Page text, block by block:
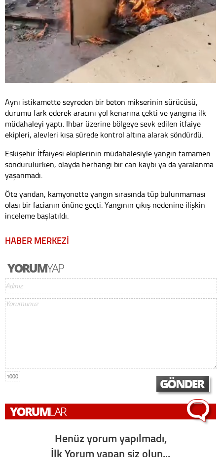
Aynı istikamette seyreden bir beton mikserinin sürücüsü,
durumu fark ederek aracını yol kenarına çekti ve yangına ilk
müdahaleyi yaptı. İhbar üzerine bölgeye sevk edilen itfaiye
ekipleri, alevleri kısa sürede kontrol altına alarak söndürdü.
Eskişehir İtfaiyesi ekiplerinin müdahalesiyle yangın tamamen
söndürülürken, olayda herhangi bir can kaybı ya da yaralanma
yaşanmadı.
Öte yandan, kamyonette yangın sırasında tüp bulunmaması
olası bir facianın önüne geçti. Yangının çıkış nedenine ilişkin
inceleme başlatıldı.
HABER MERKEZİ
1000
Henüz yorum yapılmadı,
İlk Yorum yapan siz olun...